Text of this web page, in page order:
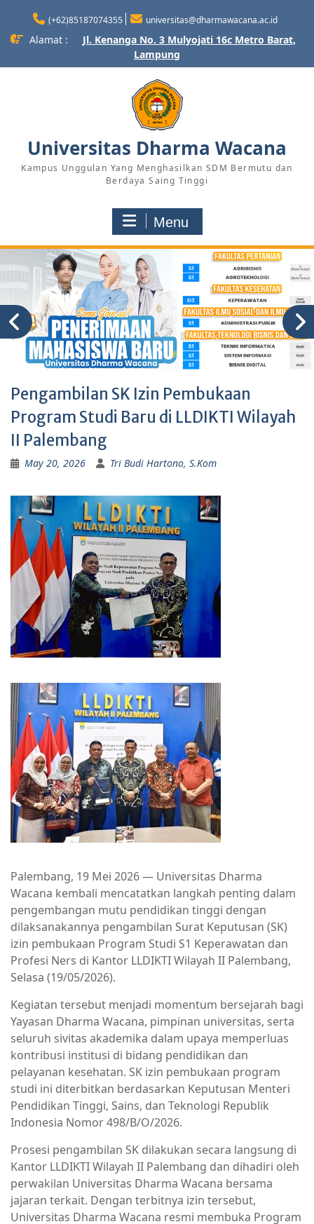
content
(+62)85187074355 universitas@dharmawacana.ac.id
Alamat :
Jl. Kenanga No. 3 Mulyojati 16c Metro Barat,
Lampung
Universitas Dharma Wacana
Kampus Unggulan Yang Menghasilkan SDM Bermutu dan
Berdaya Saing Tinggi
Menu
Pengambilan SK Izin Pembukaan
Program Studi Baru di LLDIKTI Wilayah
II Palembang
May 20, 2026 Tri Budi Hartono, S.Kom
Palembang, 19 Mei 2026 — Universitas Dharma
Wacana kembali mencatatkan langkah penting dalam
pengembangan mutu pendidikan tinggi dengan
dilaksanakannya pengambilan Surat Keputusan (SK)
izin pembukaan Program Studi S1 Keperawatan dan
Profesi Ners di Kantor LLDIKTI Wilayah II Palembang,
Selasa (19/05/2026).
Kegiatan tersebut menjadi momentum bersejarah bagi
Yayasan Dharma Wacana, pimpinan universitas, serta
seluruh sivitas akademika dalam upaya memperluas
kontribusi institusi di bidang pendidikan dan
pelayanan kesehatan. SK izin pembukaan program
studi ini diterbitkan berdasarkan Keputusan Menteri
Pendidikan Tinggi, Sains, dan Teknologi Republik
Indonesia Nomor 498/B/O/2026.
Prosesi pengambilan SK dilakukan secara langsung di
Kantor LLDIKTI Wilayah II Palembang dan dihadiri oleh
perwakilan Universitas Dharma Wacana bersama
jajaran terkait. Dengan terbitnya izin tersebut,
Universitas Dharma Wacana resmi membuka Program